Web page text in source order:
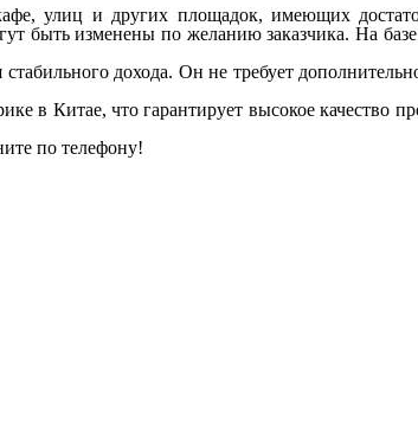
улиц и других площадок, имеющих
быть изменены по желанию заказчика. На
дохода. Он не требует
в Китае, что гарантирует высокое качество
по телефону!